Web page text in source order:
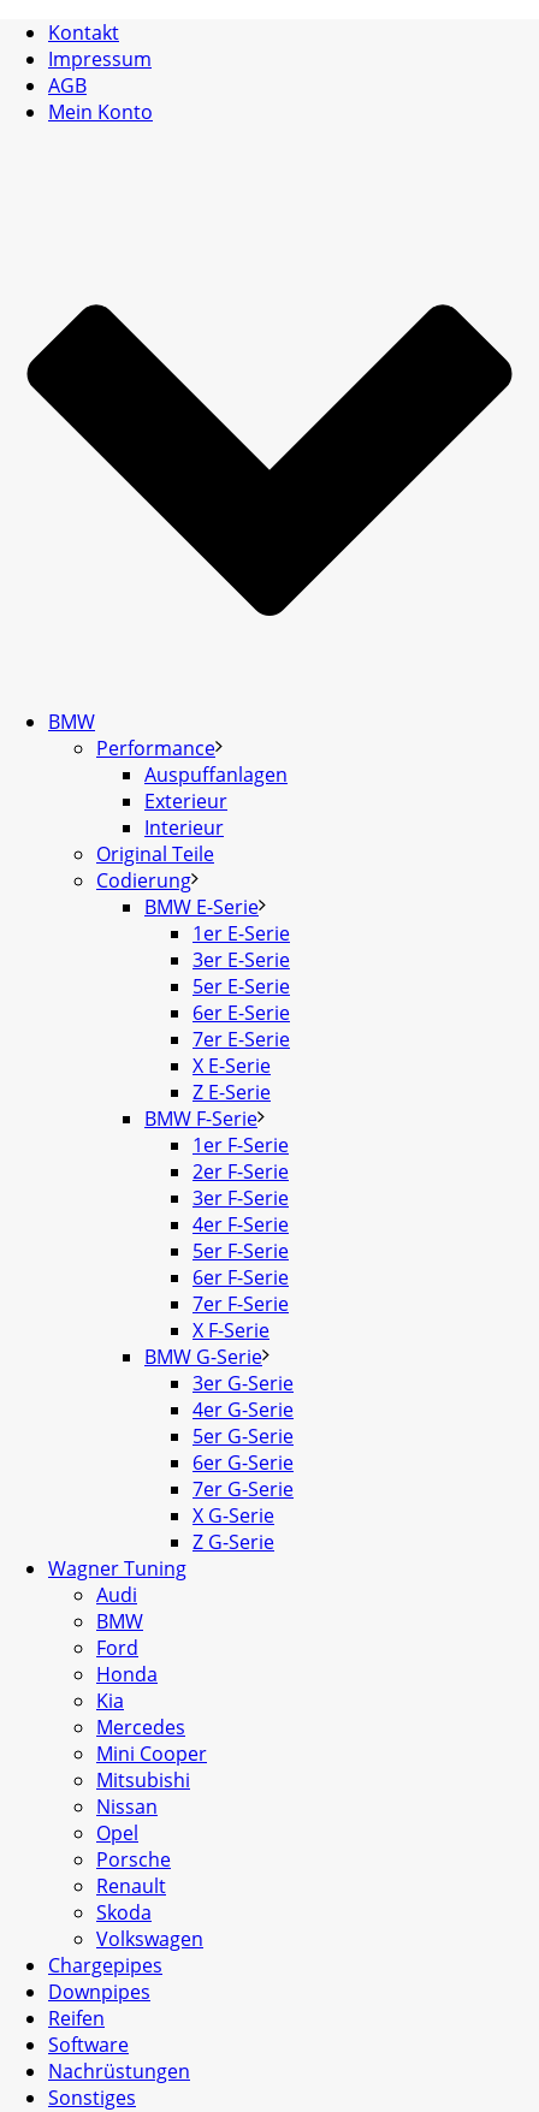
Kontakt
Impressum
AGB
Mein Konto
BMW
Performance
Auspuffanlagen
Exterieur
Interieur
Original Teile
Codierung
BMW E-Serie
1er E-Serie
3er E-Serie
5er E-Serie
6er E-Serie
7er E-Serie
X E-Serie
Z E-Serie
BMW F-Serie
1er F-Serie
2er F-Serie
3er F-Serie
4er F-Serie
5er F-Serie
6er F-Serie
7er F-Serie
X F-Serie
BMW G-Serie
3er G-Serie
4er G-Serie
5er G-Serie
6er G-Serie
7er G-Serie
X G-Serie
Z G-Serie
Wagner Tuning
Audi
BMW
Ford
Honda
Kia
Mercedes
Mini Cooper
Mitsubishi
Nissan
Opel
Porsche
Renault
Skoda
Volkswagen
Chargepipes
Downpipes
Reifen
Software
Nachrüstungen
Sonstiges